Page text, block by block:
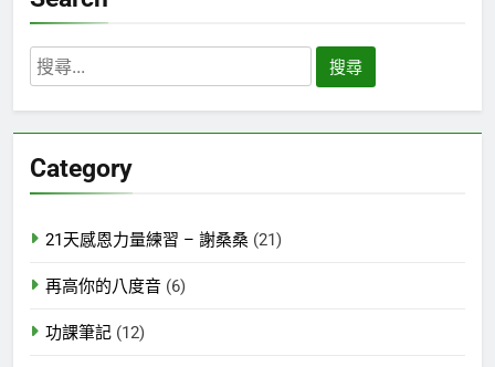
搜
尋
字:
Category
21天感恩力量練習 – 謝桑桑 (21)
再高你的八度音 (6)
功課筆記 (12)